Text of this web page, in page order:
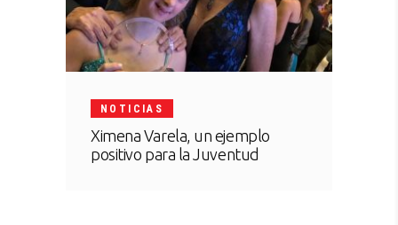
NOTICIAS
Ximena Varela, un ejemplo
positivo para la Juventud